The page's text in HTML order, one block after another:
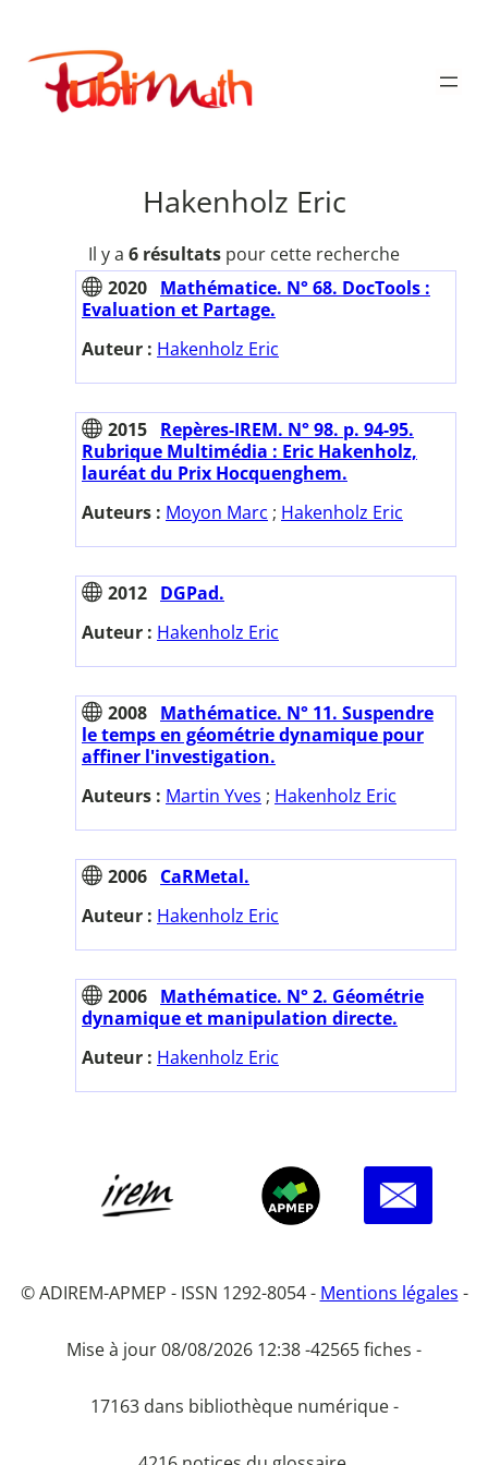
contenu
Publimath
Hakenholz Eric
Il y a 6 résultats pour cette recherche
2020 Mathématice. N° 68. DocTools :
Evaluation et Partage.
Auteur : Hakenholz Eric
2015 Repères-IREM. N° 98. p. 94-95.
Rubrique Multimédia : Eric Hakenholz,
lauréat du Prix Hocquenghem.
Auteurs : Moyon Marc ; Hakenholz Eric
2012 DGPad.
Auteur : Hakenholz Eric
2008 Mathématice. N° 11. Suspendre
le temps en géométrie dynamique pour
affiner l'investigation.
Auteurs : Martin Yves ; Hakenholz Eric
2006 CaRMetal.
Auteur : Hakenholz Eric
2006 Mathématice. N° 2. Géométrie
dynamique et manipulation directe.
Auteur : Hakenholz Eric
© ADIREM-APMEP - ISSN 1292-8054 - Mentions légales -
Mise à jour 08/08/2026 12:38 -42565 fiches -
17163 dans bibliothèque numérique -